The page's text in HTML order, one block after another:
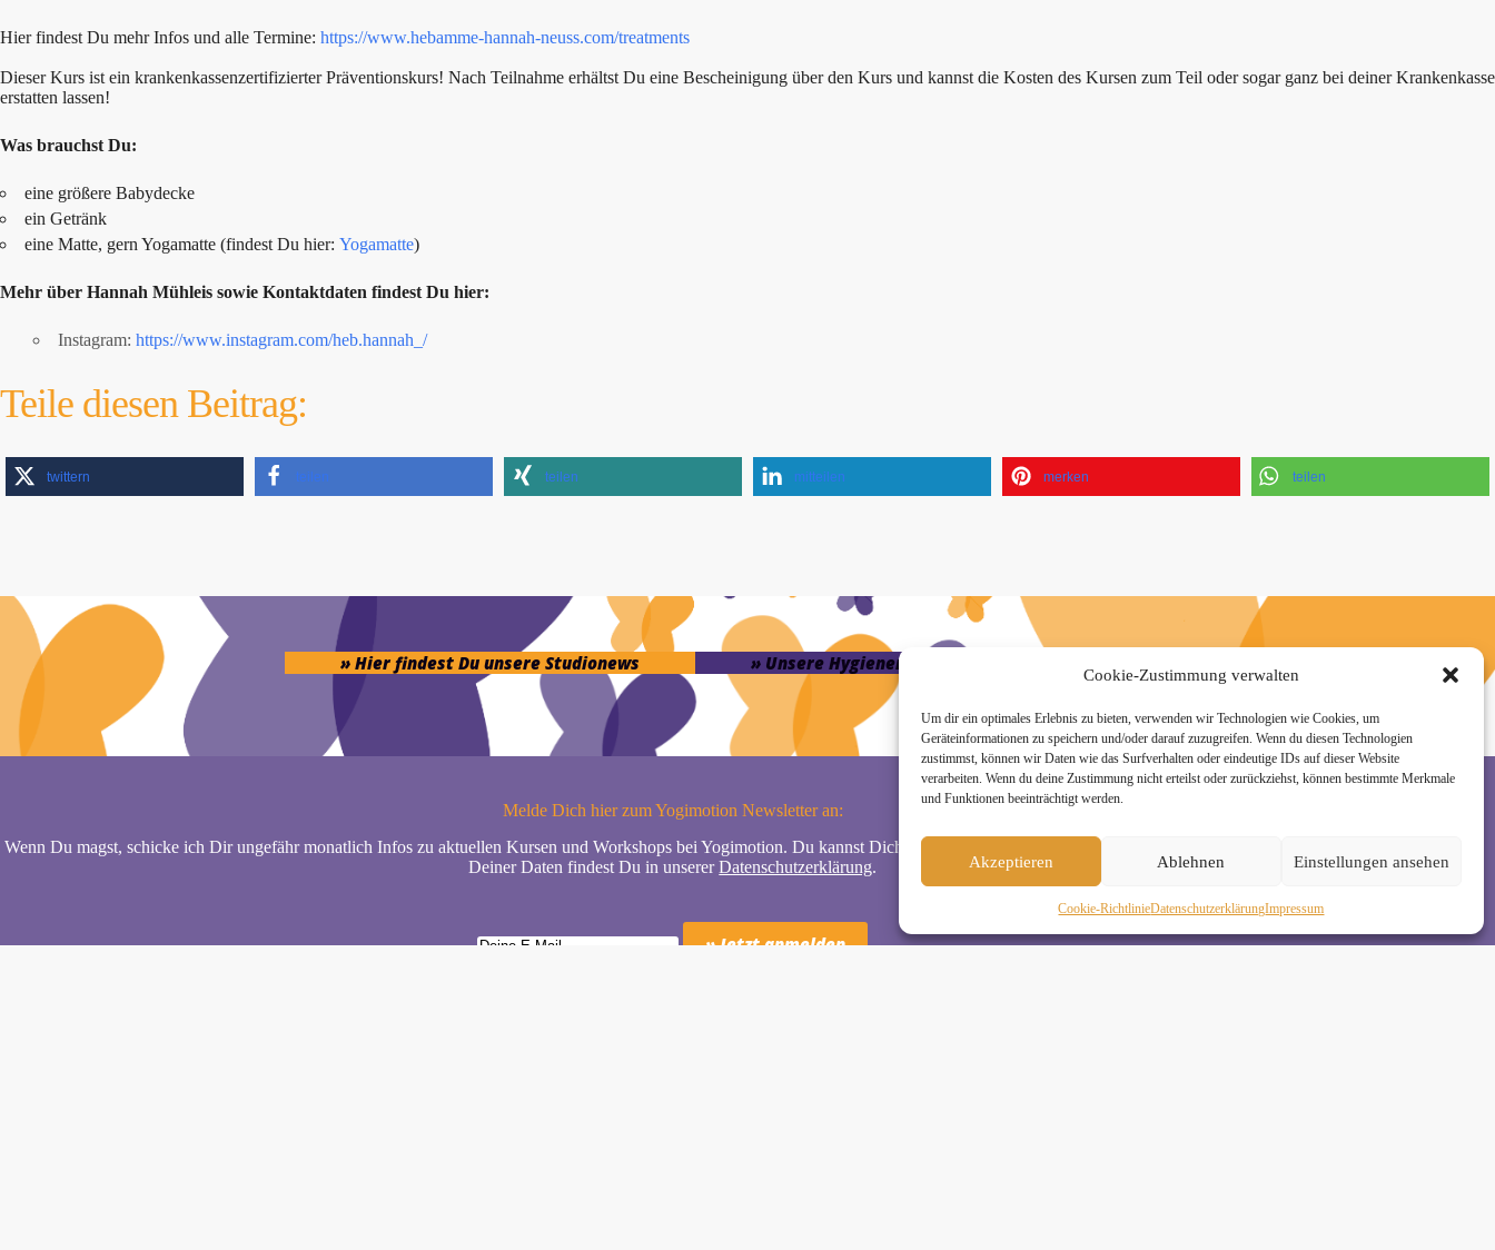
Cookie-Zustimmung verwalten
Um dir ein optimales Erlebnis zu bieten, verwenden wir Technologien wie Cookies, um
Geräteinformationen zu speichern und/oder darauf zuzugreifen. Wenn du diesen Technologien
zustimmst, können wir Daten wie das Surfverhalten oder eindeutige IDs auf dieser Website
verarbeiten. Wenn du deine Zustimmung nicht erteilst oder zurückziehst, können bestimmte Merkmale
und Funktionen beeinträchtigt werden.
Akzeptieren Ablehnen Einstellungen ansehen
Cookie-RichtlinieDaten­schutz­erklä­rungImpressum
Hier findest Du mehr Infos und alle Termine: https://www.hebamme-hannah-neuss.com/treatments
Dieser Kurs ist ein krankenkassenzertifizierter Präventionskurs! Nach Teilnahme erhältst Du eine Bescheinigung über den Kurs und kannst die Kosten des Kursen zum Teil oder sogar ganz bei deiner Krankenkasse
erstatten lassen!
Was brauchst Du:
eine größere Babydecke
ein Getränk
eine Matte, gern Yogamatte (findest Du hier: Yogamatte)
Mehr über Hannah Mühleis sowie Kontaktdaten findest Du hier:
Instagram: https://www.instagram.com/heb.hannah_/
Teile diesen Beitrag:
twittern teilen teilen mitteilen merken teilen
» Hier findest Du unsere Studionews » Unsere Hygienemassnahmen
Melde Dich hier zum Yogimotion Newsletter an:
Wenn Du magst, schicke ich Dir ungefähr monatlich Infos zu aktuellen Kursen und Workshops bei Yogimotion. Du kannst Dich natürlich jederzeit wieder abmelden. Alle Details zur Nutzung
Deiner Daten findest Du in unsererDatenschutzerklärung.